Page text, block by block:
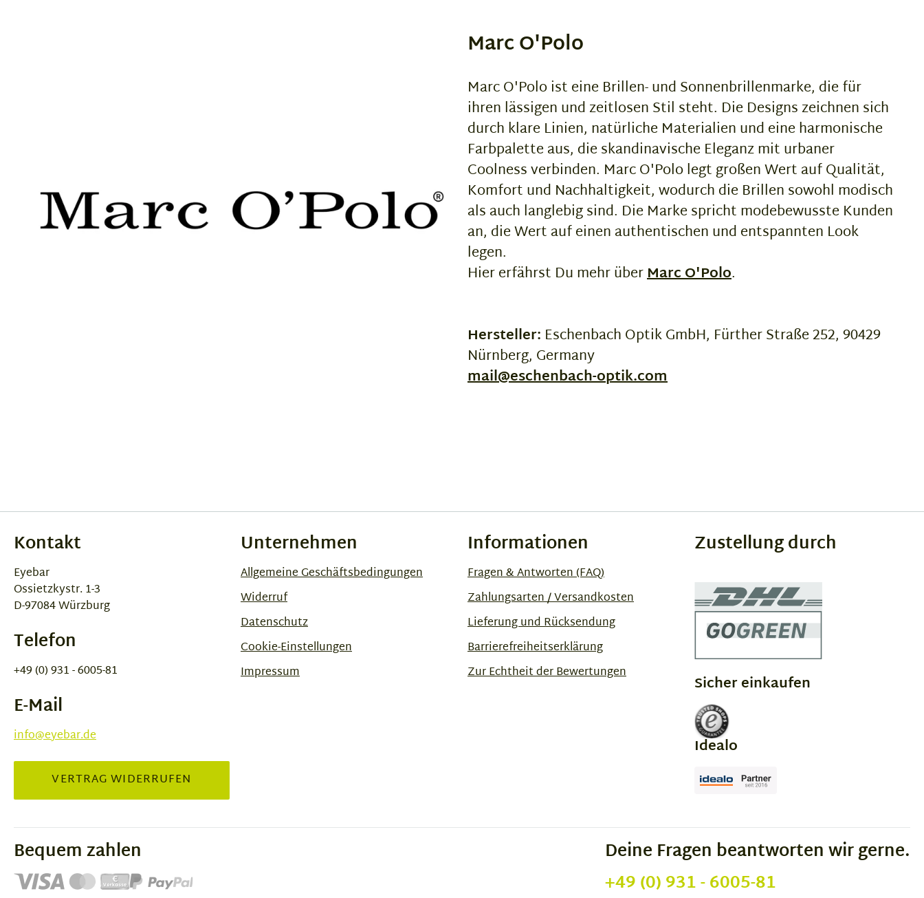
Marc O'Polo
Marc O'Polo ist eine Brillen- und Sonnenbrillenmarke, die für
ihren lässigen und zeitlosen Stil steht. Die Designs zeichnen sich
durch klare Linien, natürliche Materialien und eine harmonische
Farbpalette aus, die skandinavische Eleganz mit urbaner
Coolness verbinden. Marc O'Polo legt großen Wert auf Qualität,
Komfort und Nachhaltigkeit, wodurch die Brillen sowohl modisch
als auch langlebig sind. Die Marke spricht modebewusste Kunden
an, die Wert auf einen authentischen und entspannten Look
legen.
Hier erfährst Du mehr überMarc O'Polo.
Hersteller: Eschenbach Optik GmbH, Fürther Straße 252, 90429
Nürnberg, Germany
mail@eschenbach-optik.com
Kontakt
Eyebar
Ossietzkystr. 1-3
D-97084 Würzburg
Telefon
+49 (0) 931 - 6005-81
E-Mail
info@eyebar.de
VERTRAG WIDERRUFEN
Unternehmen
Allgemeine Geschäftsbedingungen
Widerruf
Datenschutz
Cookie-Einstellungen
Impressum
Informationen
Fragen & Antworten (FAQ)
Zahlungsarten / Versandkosten
Lieferung und Rücksendung
Barrierefreiheitserklärung
Zur Echtheit der Bewertungen
Zustellung durch
Sicher einkaufen
Idealo
Bequem zahlen
Deine Fragen beantworten wir gerne.
+49 (0) 931 - 6005-81